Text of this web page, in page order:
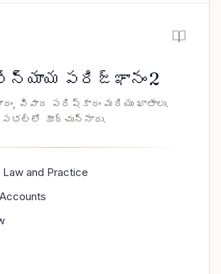
న్యాయ పరిజ్ఞానం 2
వివాద పరిష్కారం మరియు ఖాతాలు.
సభల్లో కూర్చున్నారు.
and Practice